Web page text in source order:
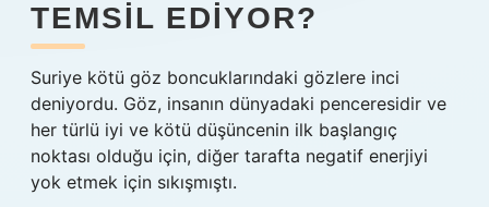
TEMSIL EDIYOR?
Suriye kötü göz boncuklarındaki gözlere inci
deniyordu. Göz, insanın dünyadaki penceresidir ve
her türlü iyi ve kötü düşüncenin ilk başlangıç ​​
noktası olduğu için, diğer tarafta negatif enerjiyi
yok etmek için sıkışmıştı.